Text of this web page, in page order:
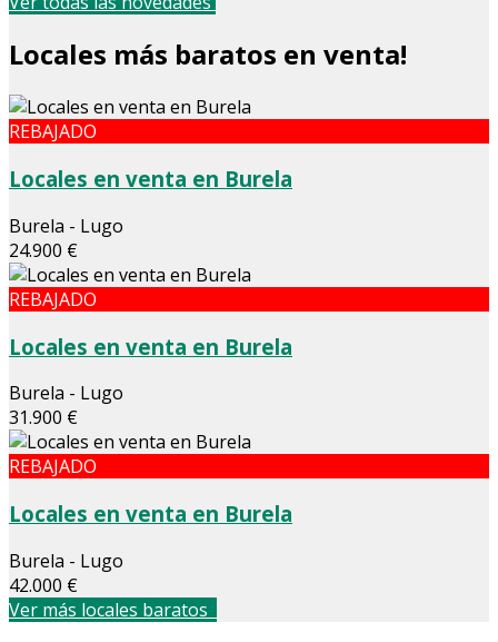
Locales más baratos en venta!
REBAJADO
Locales en venta en Burela
Burela - Lugo
24.900 €
REBAJADO
Locales en venta en Burela
Burela - Lugo
31.900 €
REBAJADO
Locales en venta en Burela
Burela - Lugo
42.000 €
Ver más locales baratos